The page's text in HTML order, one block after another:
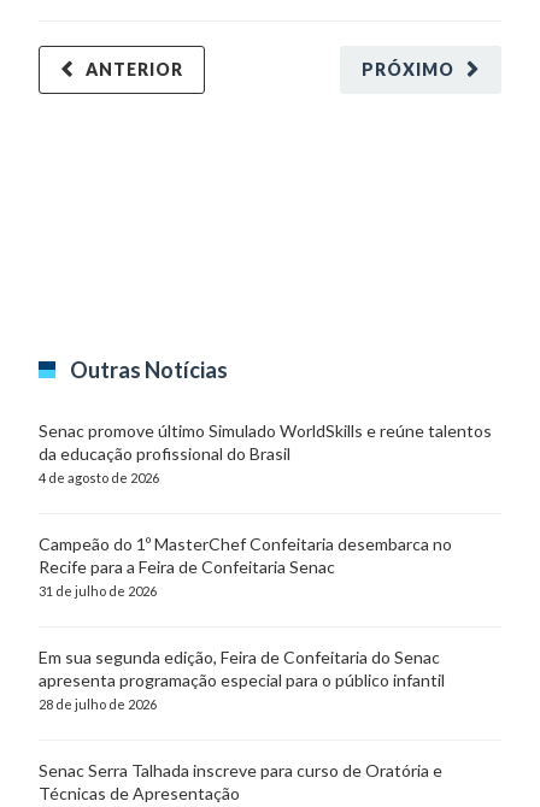
PRÓXIMO
ANTERIOR
Outras Notícias
Senac promove último Simulado WorldSkills e reúne talentos
da educação profissional do Brasil
4 de agosto de 2026
Campeão do 1º MasterChef Confeitaria desembarca no
Recife para a Feira de Confeitaria Senac
31 de julho de 2026
Em sua segunda edição, Feira de Confeitaria do Senac
apresenta programação especial para o público infantil
28 de julho de 2026
Senac Serra Talhada inscreve para curso de Oratória e
Técnicas de Apresentação